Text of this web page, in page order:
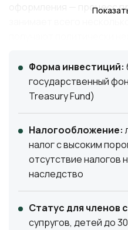
оформления — процесс
Установленные суммы
остаются одними из
стран, где доступно
Форма инвестиций:
государственный
Treasury Fund)
Налогообложение:
налог с высоким
отсутствие налогов
наследство
Статус для членов
супругов, детей до